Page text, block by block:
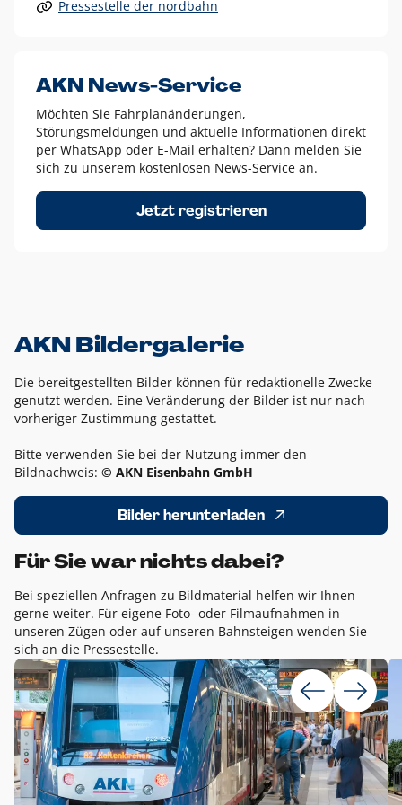
Alle anderen Logo-Varianten dürfen nur in Ausnahmefällen
Diese Ausnahmen sind zum Beispiel:
dem AKN Blau,
weißes Logo auf Fotohintergründen,
schwarzes Logo für reine Schwarz-Weiß-Umsetzungen
Um das Logo herum muss ein Schutzraum von jeweils einer
Höhe bzw. Breite des N aus AKN in alle Richtungen
Pressestelle der nordbahn
AKN News-Service
Möchten Sie Fahrplanänderungen,
Störungsmeldungen und aktuelle Informationen direkt
per WhatsApp oder E-Mail erhalten? Dann melden Sie
sich zu unserem kostenlosen News-Service an.
Jetzt registrieren
AKN Bildergalerie
Die bereitgestellten Bilder können für redaktionelle Zwecke
genutzt werden. Eine Veränderung der Bilder ist nur nach
vorheriger Zustimmung gestattet.
Bitte verwenden Sie bei der Nutzung immer den
Bildnachweis: © AKN Eisenbahn GmbH
Bilder herunterladen
Für Sie war nichts dabei?
Bei speziellen Anfragen zu Bildmaterial helfen wir Ihnen
gerne weiter. Für eigene Foto- oder Filmaufnahmen in
unseren Zügen oder auf unseren Bahnsteigen wenden Sie
sich an die Pressestelle.